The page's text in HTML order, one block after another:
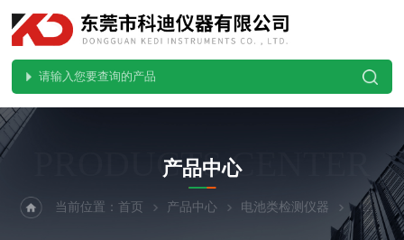
PRODUCTS CENTER
产品中心
当前位置：首页 产品中心 电池类检测仪器 电池高